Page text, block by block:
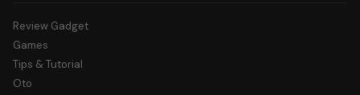
Review Gadget
Games
Tips & Tutorial
Oto